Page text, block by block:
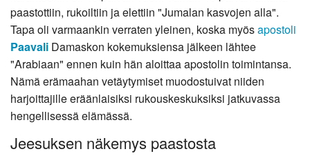
paastottiin, rukoiltiin ja elettiin "Jumalan kasvojen alla".
Tapa oli varmaankin verraten yleinen, koska myösapostoli
Paavali Damaskon kokemuksiensa jälkeen lähtee
"Arabiaan" ennen kuin hän aloittaa apostolin toimintansa.
Nämä erämaahan vetäytymiset muodostuivat niiden
harjoittajille eräänlaisiksi rukouskeskuksiksi jatkuvassa
hengellisessä elämässä.
Jeesuksen näkemys paastosta